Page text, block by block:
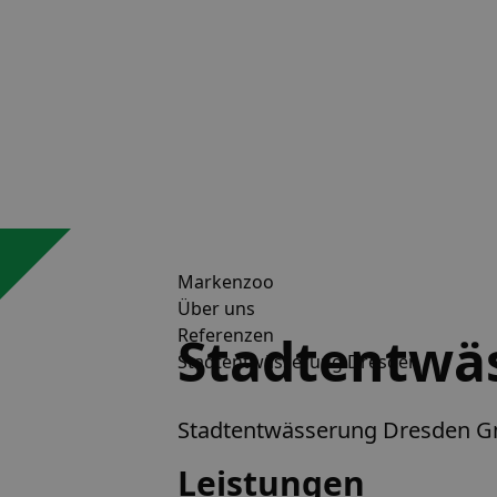
Markenzoo
Über uns
Referenzen
Stadtentwässerung Dresden
Stadtentwässerung Dresden
Leistungen